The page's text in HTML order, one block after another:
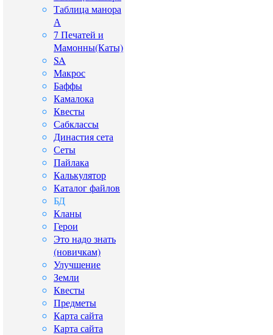
Таблица манора
А
7 Печатей и
Мамонны(Каты)
SA
Макрос
Баффы
Камалока
Квесты
Сабклассы
Династия сета
Сеты
Пайлака
Калькулятор
Каталог файлов
БД
Кланы
Герои
Это надо знать
(новичкам)
Улучшение
Земли
Квесты
Предметы
Карта сайта
Карта сайта